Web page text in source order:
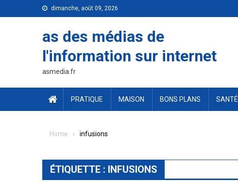
to
dimanche, août 09, 2026
as des médias de
l'information sur internet
asmedia.fr
PRATIQUE MAISON BONS PLANS SANTÉ
Home infusions
ÉTIQUETTE : INFUSIONS